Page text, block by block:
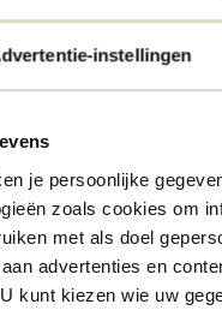
instellingen
je persoonlijke
zoals cookies om
met als doel
advertenties en
kunt kiezen wie uw
anekdotes,
2!
gemoeten.